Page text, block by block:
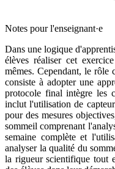
Notes pour l'enseignant·e
Dans une logique
élèves réaliser cet
mêmes. Cependant, le rôle
consiste à adopter une
protocole final intègre les
inclut l'utilisation de
pour des mesures
sommeil comprenant
semaine complète et
analyser la qualité du
la rigueur scientifique tout